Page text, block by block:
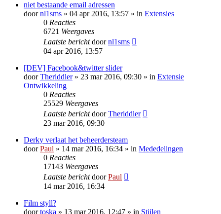
niet bestaande email adressen
doornl1sms » 04 apr 2016, 13:57 » in Extensies
0 Reacties
6721 Weergaves
Laatste berichtdoornl1sms
04 apr 2016, 13:57
[DEV] Facebook&twitter slider
doorTheriddler» 23 mar 2016, 09:30 » in Extensie
Ontwikkeling
0 Reacties
25529 Weergaves
Laatste berichtdoorTheriddler
23 mar 2016, 09:30
Derky verlaat het beheerdersteam
doorPaul » 14 mar 2016, 16:34 » in Mededelingen
0 Reacties
17143 Weergaves
Laatste berichtdoorPaul
14 mar 2016, 16:34
Film styll?
doortoska » 13 mar 2016, 12:47 » in Stijlen